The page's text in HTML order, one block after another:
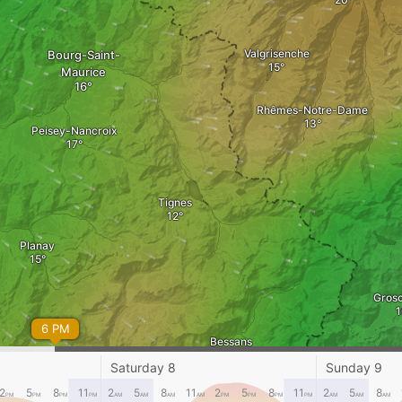
Bourg-Saint-
Maurice
Valgrisenche
Tignes
Planay
Peisey-Nancroix
Rhêmes-Notre-Dame
Bessans
6 PM
Saturday 8 Sunday 9
2PM 5PM 8PM 11 PM 2AM 5AM 8AM 11 AM 2PM 5PM 8PM 11 PM 2AM 5AM 8AM